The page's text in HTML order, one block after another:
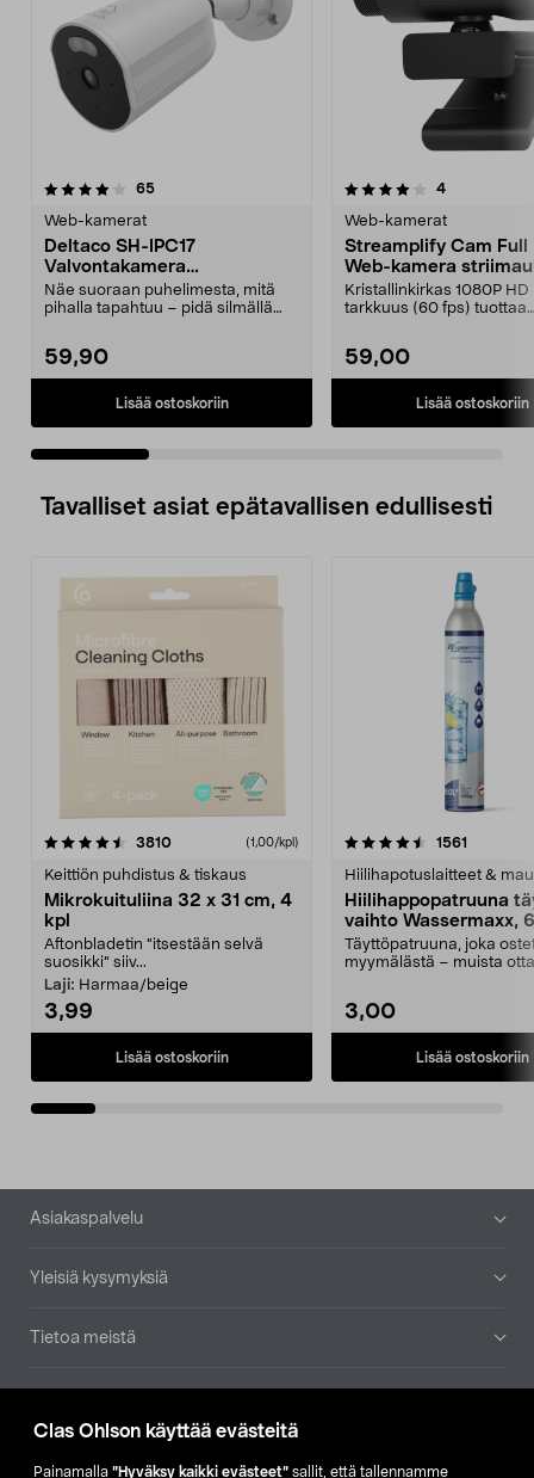
Clas Ohlson käyttää evästeitä
Painamalla ”Hyväksy kaikki evästeet” sallit, että tallennamme
65arvostelut
Web-kamerat
Deltaco SH-IPC17
Valvontakamera
ulkokäyttöön, WiFi, FullHD
Näe suoraan puhelimesta, mitä
pihalla tapahtuu – pidä silmällä
59,90
Lisää ostoskoriin
4.0 viidestä
4arvostelut
Web-kamerat
Streamplify Cam Full
Web-kamera
Kristallinkirkas 1080P HD
tarkkuus (60 fps) tuottaa
59,00
Lisää ostoskoriin
4.5 viidestä
Tavalliset asiat epätavallisen edullisesti
3810arvostelut (1,00/kpl)
Keittiön puhdistus & tiskaus
Mikrokuituliina 32 x 31 cm, 4
kpl
Aftonbladetin "itsestään selvä
suosikki" siiv...
Laji: Harmaa/beige
3,99
Lisää ostoskoriin
4.5viidestä
1561
Hiilihapotuslaitteet &
Hiilihappopatruuna
vaihto Wassermaxx,
Täyttöpatruuna, joka
myymälästä – muista
3,00
Lisää ostoskoriin
4.5viidestä
Alatunniste
Asiakaspalvelu
Yleisiä kysymyksiä
Tietoa meistä